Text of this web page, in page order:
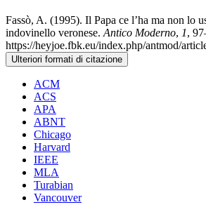
Fassò, A. (1995). Il Papa ce l’ha ma non lo
indovinello veronese. Antico Moderno, 1,
https://heyjoe.fbk.eu/index.php/antmod/
Ulteriori formati di citazione
ACM
ACS
APA
ABNT
Chicago
Harvard
IEEE
MLA
Turabian
Vancouver